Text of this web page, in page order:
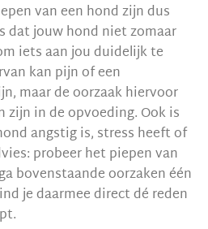
van een hond zijn dus
dat jouw hond niet zomaar
iets aan jou duidelijk te
kan pijn of een
maar de oorzaak hiervoor
zijn in de opvoeding. Ook is
angstig is, stress heeft of
probeer het piepen van
bovenstaande oorzaken één
je daarmee direct dé reden